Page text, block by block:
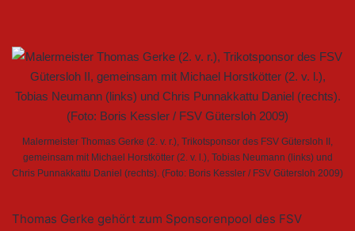
Malermeister Thomas Gerke (2. v. r.), Trikotsponsor des FSV Gütersloh II,
gemeinsam mit Michael Horstkötter (2. v. l.), Tobias Neumann (links) und
Chris Punnakkattu Daniel (rechts). (Foto: Boris Kessler / FSV Gütersloh 2009)
Thomas Gerke gehört zum Sponsorenpool des FSV